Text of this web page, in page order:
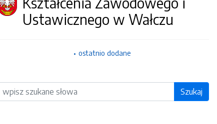
Ustawicznego w Wałczu
ostatnio dodane
Wyszukiwarka Szukaj